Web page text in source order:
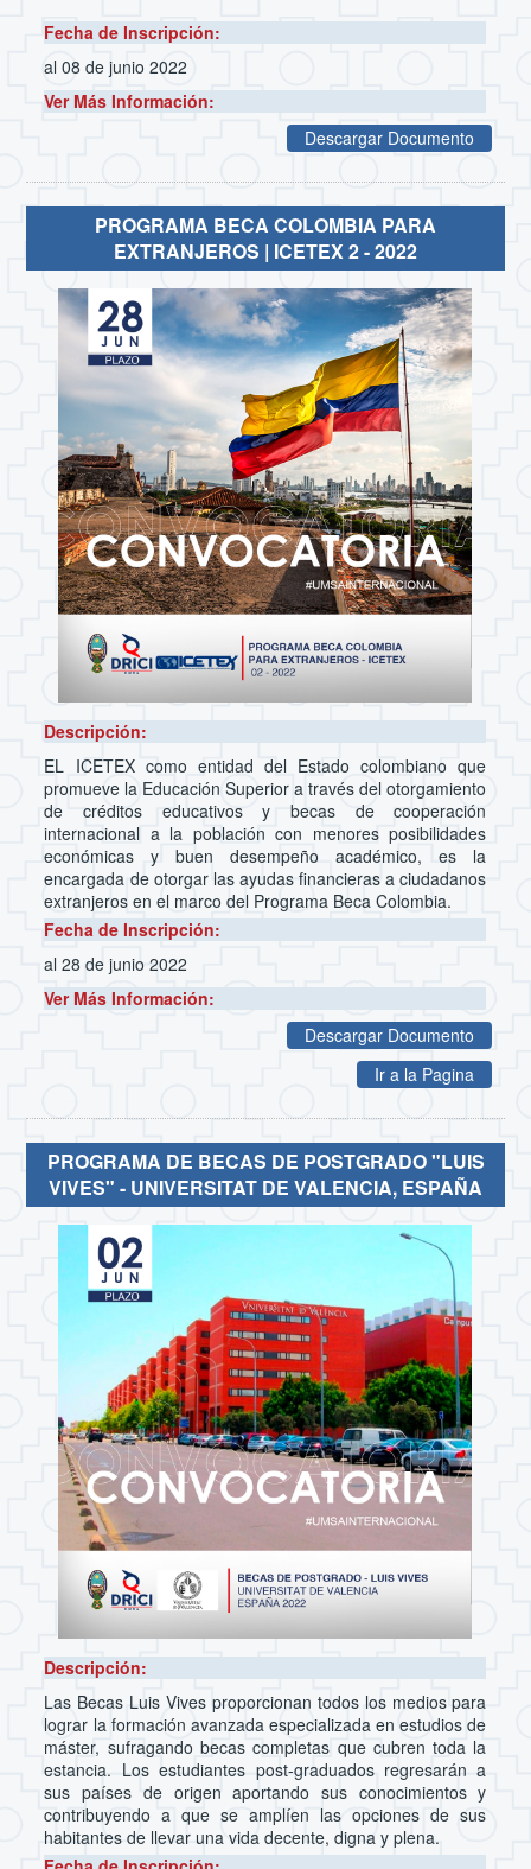
Fecha de Inscripción:
al 08 de junio 2022
Ver Más Información:
Descargar Documento
PROGRAMA BECA COLOMBIA PARA
EXTRANJEROS | ICETEX 2 - 2022
Descripción:
EL ICETEX como entidad del Estado colombiano que
promueve la Educación Superior a través del otorgamiento
de créditos educativos y becas de cooperación
internacional a la población con menores posibilidades
económicas y buen desempeño académico, es la
encargada de otorgar las ayudas financieras a ciudadanos
extranjeros en el marco del Programa Beca Colombia.
Fecha de Inscripción:
al 28 de junio 2022
Ver Más Información:
Descargar Documento
Ir a la Pagina
PROGRAMA DE BECAS DE POSTGRADO "LUIS
VIVES" - UNIVERSITAT DE VALENCIA, ESPAÑA
Descripción:
Las Becas Luis Vives proporcionan todos los medios para
lograr la formación avanzada especializada en estudios de
máster, sufragando becas completas que cubren toda la
estancia. Los estudiantes post-graduados regresarán a
sus países de origen aportando sus conocimientos y
contribuyendo a que se amplíen las opciones de sus
habitantes de llevar una vida decente, digna y plena.